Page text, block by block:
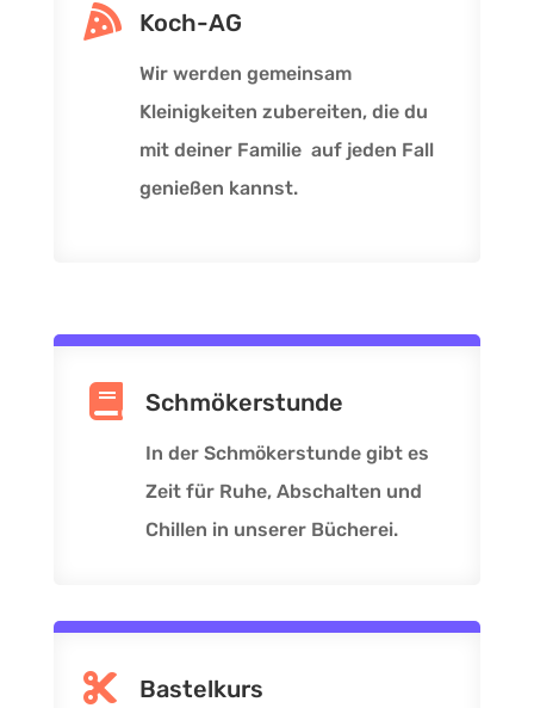
 Koch-AG
Wir werden gemeinsam
Kleinigkeiten zubereiten, die du
mit deiner Familie auf jeden Fall
genießen kannst.
 Schmökerstunde
In der Schmökerstunde gibt es
Zeit für Ruhe, Abschalten und
Chillen in unserer Bücherei.
 Bastelkurs